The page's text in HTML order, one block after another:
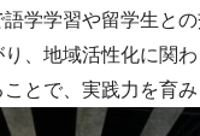
学学習や留学生と
、地域活性化に関
とで、実践力を育み